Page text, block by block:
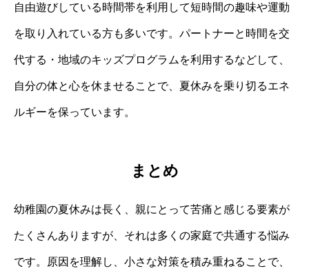
自由遊びしている時間帯を利用して短時間の趣味や運動
を取り入れている方も多いです。パートナーと時間を交
代する・地域のキッズプログラムを利用するなどして、
自分の体と心を休ませることで、夏休みを乗り切るエネ
ルギーを保っています。
まとめ
幼稚園の夏休みは長く、親にとって苦痛と感じる要素が
たくさんありますが、それは多くの家庭で共通する悩み
です。原因を理解し、小さな対策を積み重ねることで、